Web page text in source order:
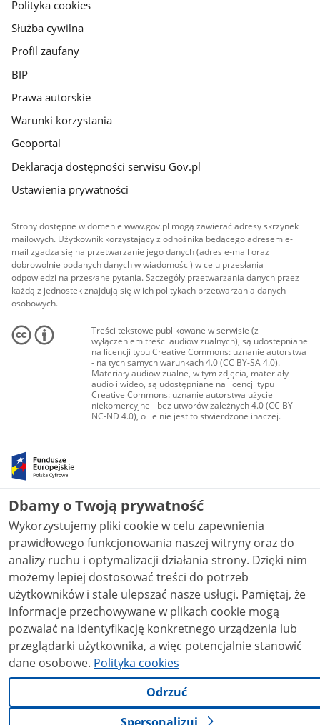
Polityka cookies
Służba cywilna
Profil zaufany
BIP
Prawa autorskie
Warunki korzystania
Geoportal
Deklaracja dostępności serwisu Gov.pl
Ustawienia prywatności
Strony dostępne w domenie www.gov.pl mogą zawierać adresy skrzynek
mailowych. Użytkownik korzystający z odnośnika będącego adresem e-
mail zgadza się na przetwarzanie jego danych (adres e-mail oraz
dobrowolnie podanych danych w wiadomości) w celu przesłania
odpowiedzi na przesłane pytania. Szczegóły przetwarzania danych przez
każdą z jednostek znajdują się w ich politykach przetwarzania danych
osobowych.
Treści tekstowe publikowane w serwisie (z
wyłączeniem treści audiowizualnych), są udostępniane
na licencji typu Creative Commons: uznanie autorstwa
- na tych samych warunkach 4.0 (CC BY-SA 4.0).
Materiały audiowizualne, w tym zdjęcia, materiały
audio i wideo, są udostępniane na licencji typu
Creative Commons: uznanie autorstwa użycie
niekomercyjne - bez utworów zależnych 4.0 (CC BY-
NC-ND 4.0), o ile nie jest to stwierdzone inaczej.
Dbamy o Twoją prywatność
Wykorzystujemy pliki cookie w celu zapewnienia
prawidłowego funkcjonowania naszej witryny oraz do
analizy ruchu i optymalizacji działania strony. Dzięki nim
możemy lepiej dostosować treści do potrzeb
użytkowników i stale ulepszać nasze usługi. Pamiętaj, że
informacje przechowywane w plikach cookie mogą
pozwalać na identyfikację konkretnego urządzenia lub
przeglądarki użytkownika, a więc potencjalnie stanowić
dane osobowe. Polityka cookies
Odrzuć